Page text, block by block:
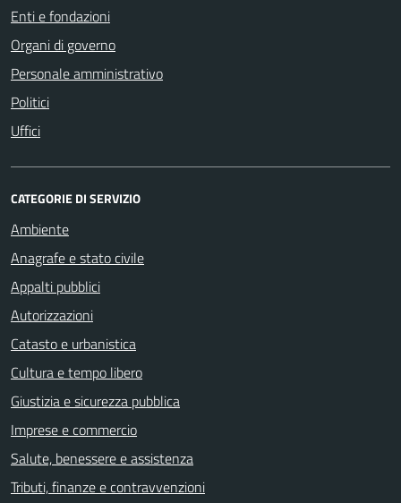
Enti e fondazioni
Organi di governo
Personale amministrativo
Politici
Uffici
CATEGORIE DI SERVIZIO
Ambiente
Anagrafe e stato civile
Appalti pubblici
Autorizzazioni
Catasto e urbanistica
Cultura e tempo libero
Giustizia e sicurezza pubblica
Imprese e commercio
Salute, benessere e assistenza
Tributi, finanze e contravvenzioni